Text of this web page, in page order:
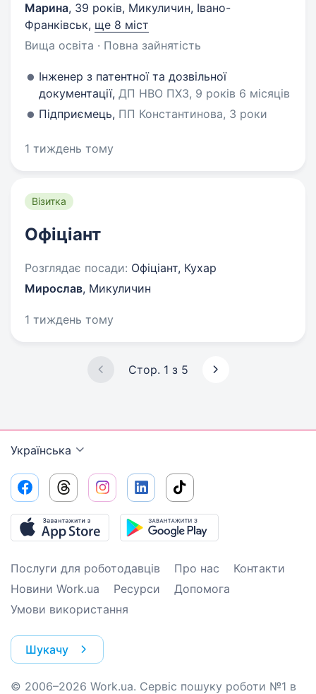
Марина, 39 років, Микуличин, Івано-
Франківськ, ще 8 міст
Вища освіта · Повна зайнятість
Інженер з патентної та дозвільної
документації, ДП НВО ПХЗ, 9 років 6 місяців
Підприємець, ПП Константинова, 3 роки
1 тиждень тому
Візитка
Офіціант
Розглядає посади: Офіціант, Кухар
Мирослав, Микуличин
1 тиждень тому
Стор. 1 з 5
Українська
Послуги для роботодавців Про нас
Контакти
Новини Work.ua
Ресурси
Допомога
Умови використання
Шукачу
© 2006–2026 Work.ua. Сервіс пошуку роботи №1 в